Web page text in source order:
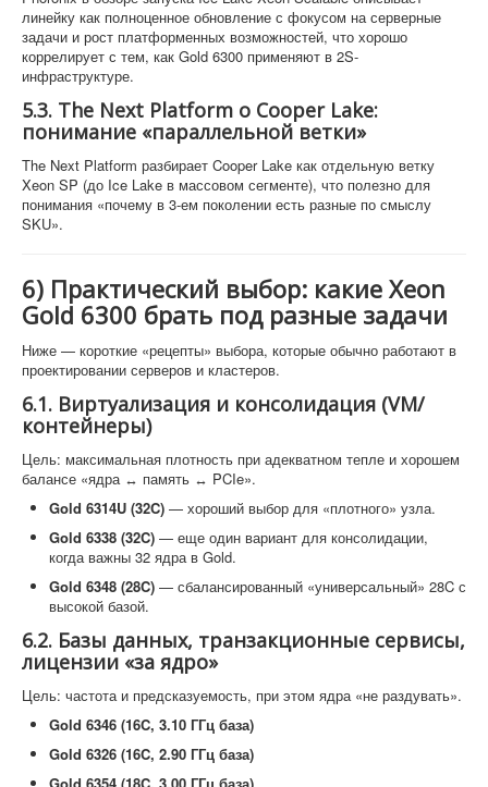
линейку как полноценное обновление с фокусом на серверные
задачи и рост платформенных возможностей, что хорошо
коррелирует с тем, как Gold 6300 применяют в 2S-
инфраструктуре.
5.3. The Next Platform о Cooper Lake:
понимание «параллельной ветки»
The Next Platform разбирает Cooper Lake как отдельную ветку
Xeon SP (до Ice Lake в массовом сегменте), что полезно для
понимания «почему в 3-ем поколении есть разные по смыслу
SKU».
6) Практический выбор: какие Xeon
Gold 6300 брать под разные задачи
Ниже — короткие «рецепты» выбора, которые обычно работают в
проектировании серверов и кластеров.
6.1. Виртуализация и консолидация (VM/
контейнеры)
Цель: максимальная плотность при адекватном тепле и хорошем
балансе «ядра ↔ память ↔ PCIe».
Gold 6314U (32C) — хороший выбор для «плотного» узла.
Gold 6338 (32C) — еще один вариант для консолидации,
когда важны 32 ядра в Gold.
Gold 6348 (28C) — сбалансированный «универсальный» 28C с
высокой базой.
6.2. Базы данных, транзакционные сервисы,
лицензии «за ядро»
Цель: частота и предсказуемость, при этом ядра «не раздувать».
Gold 6346 (16C, 3.10 ГГц база)
Gold 6326 (16C, 2.90 ГГц база)